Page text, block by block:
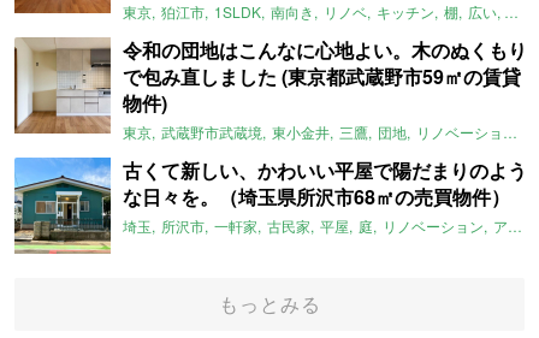
東京 狛江市 1SLDK 南向き リノベ キッチン 棚 広い ガイ
令和の団地はこんなに心地よい。木のぬくもり
で包み直しました (東京都武蔵野市59㎡の賃貸
物件)
東京 武蔵野市武蔵境 東小金井 三鷹 団地 リノベーション
古くて新しい、かわいい平屋で陽だまりのよう
な日々を。（埼玉県所沢市68㎡の売買物件）
埼玉 所沢市 一軒家 古民家 平屋 庭 リノベーション アメリカンハウス
もっとみる